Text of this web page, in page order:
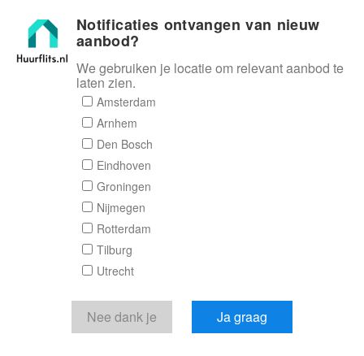
Huurflits
Reactieformulier
Huurflits
Verstuur je bericht
Door een bericht te sturen kom je in contact met de
aanbieder of makelaar van de woning.
Notificaties ontvangen van nieuw
aanbod?
We gebruiken je locatie om relevant aanbod te
laten zien.
Amsterdam
Arnhem
Den Bosch
Eindhoven
Groningen
Nijmegen
Rotterdam
Tilburg
Utrecht
Nee dank je Ja graag